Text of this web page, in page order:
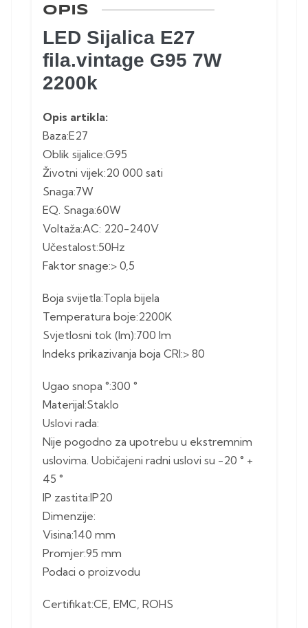
OPIS
LED Sijalica E27
fila.vintage G95 7W
2200k
Opis artikla:
Baza:E27
Oblik sijalice:G95
Životni vijek:20 000 sati
Snaga:7W
EQ. Snaga:60W
Voltaža:AC: 220-240V
Učestalost:50Hz
Faktor snage:> 0,5
Boja svijetla:Topla bijela
Temperatura boje:2200K
Svjetlosni tok (lm):700 lm
Indeks prikazivanja boja CRI:> 80
Ugao snopa °:300 °
Materijal:Staklo
Uslovi rada:
Nije pogodno za upotrebu u ekstremnim
uslovima. Uobičajeni radni uslovi su -20 ° +
45 °
IP zastita:IP20
Dimenzije:
Visina:140 mm
Promjer:95 mm
Podaci o proizvodu
Certifikat:CE, EMC, ROHS